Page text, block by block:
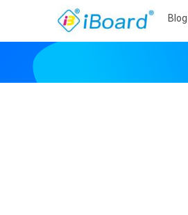
Blog